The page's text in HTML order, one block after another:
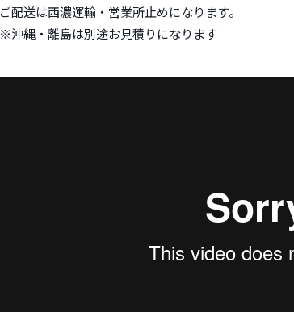
ご配送は西濃運輸・営業所止めになります。
※沖縄・離島は別途お見積りになります